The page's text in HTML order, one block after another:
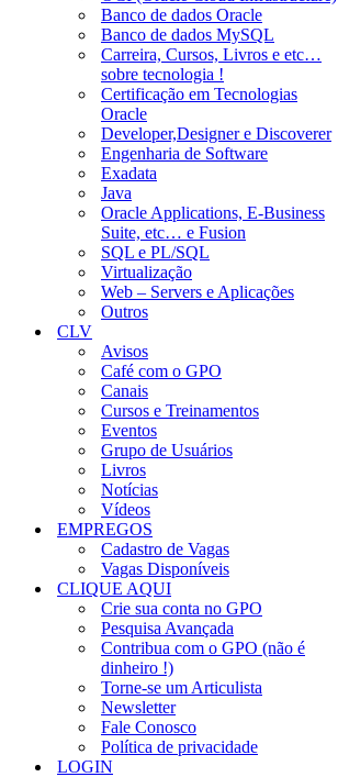
Banco de dados Oracle
Banco de dados MySQL
Carreira, Cursos, Livros e etc…
sobre tecnologia !
Certificação em Tecnologias
Oracle
Developer,Designer e Discoverer
Engenharia de Software
Exadata
Java
Oracle Applications, E-Business
Suite, etc… e Fusion
SQL e PL/SQL
Virtualização
Web – Servers e Aplicações
Outros
CLV
Avisos
Café com o GPO
Canais
Cursos e Treinamentos
Eventos
Grupo de Usuários
Livros
Notícias
Vídeos
EMPREGOS
Cadastro de Vagas
Vagas Disponíveis
CLIQUE AQUI
Crie sua conta no GPO
Pesquisa Avançada
Contribua com o GPO (não é
dinheiro !)
Torne-se um Articulista
Newsletter
Fale Conosco
Política de privacidade
LOGIN